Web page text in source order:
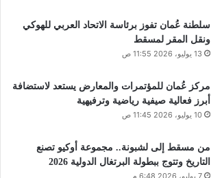
سلطنة عُمان تفوز برئاسة الاتحاد العربي للهوكي
ونقل المقر لمسقط
13 يوليو، 2026 11:55 ص
مركز عُمان للمؤتمرات والمعارض يستعد لاستضافة
أبرز فعالية صيفية رياضية وترفيهية
10 يوليو، 2026 11:45 ص
من مسقط إلى لشبونة.. مجموعة أوكيو تصنع
التاريخ وتتوج ببطولة البرتغال الدولية 2026
7 يوليو، 2026 6:48 م